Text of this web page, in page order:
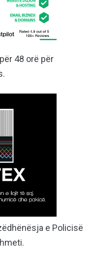
48 orë për
e Policisë